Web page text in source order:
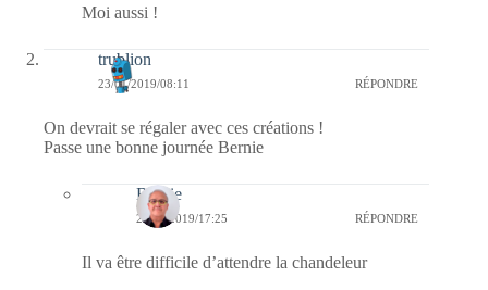
Moi aussi !
trublion
23/01/2019/08:11 RÉPONDRE
On devrait se régaler avec ces créations !
Passe une bonne journée Bernie
Bernie
23/01/2019/17:25 RÉPONDRE
Il va être difficile d’attendre la chandeleur